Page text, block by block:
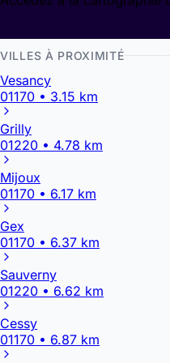
VILLES À PROXIMITÉ
Vesancy
01170 • 3.15 km
Grilly
01220 • 4.78 km
Mijoux
01170 • 6.17 km
Gex
01170 • 6.37 km
Sauverny
01220 • 6.62 km
Cessy
01170 • 6.87 km